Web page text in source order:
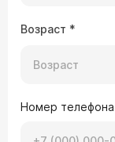
Возраст *
Номер телефона